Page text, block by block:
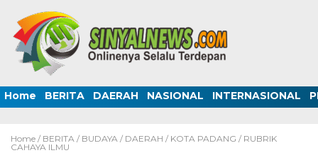
Home BERITA DAERAH NASIONAL INTERNASIONAL
Home / BERITA / BUDAYA / DAERAH / KOTA PADANG / RUBRIK
CAHAYA ILMU